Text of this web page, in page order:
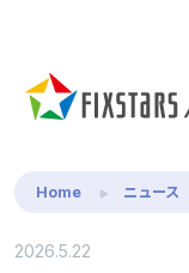
Home ニュース
2026.5.22